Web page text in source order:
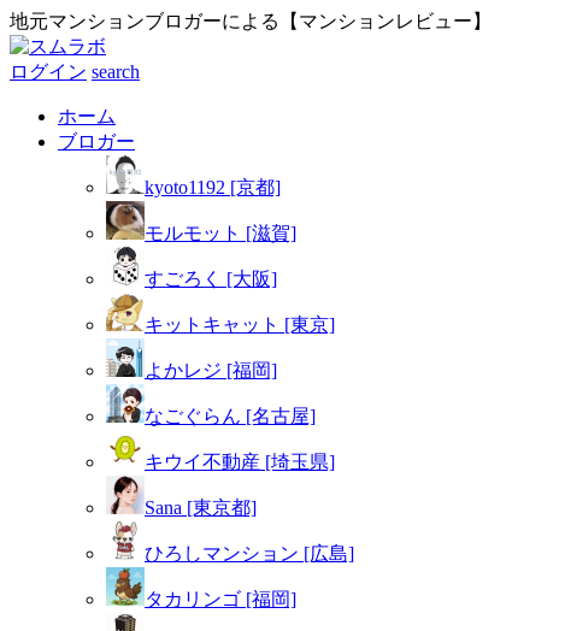
地元マンションブロガーによる【マンションレビュー】
ログイン search
ホーム
ブロガー
kyoto1192 [京都]
モルモット [滋賀]
すごろく [大阪]
キットキャット [東京]
よかレジ [福岡]
なごぐらん [名古屋]
キウイ不動産 [埼玉県]
Sana [東京都]
ひろしマンション [広島]
タカリンゴ [福岡]